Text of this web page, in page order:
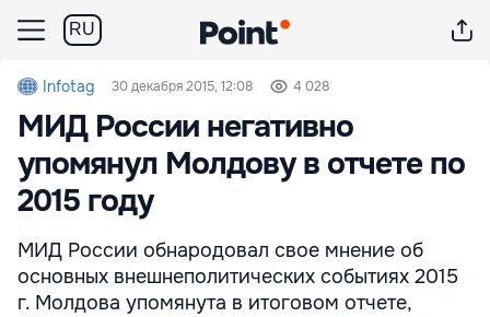
RU
Infotag 30 декабря 2015, 12:08 4 028
МИД России негативно
упомянул Молдову в отчете по
2015 году
МИД России обнародовал свое мнение об
основных внешнеполитических событиях 2015
г. Молдова упомянута в итоговом отчете,